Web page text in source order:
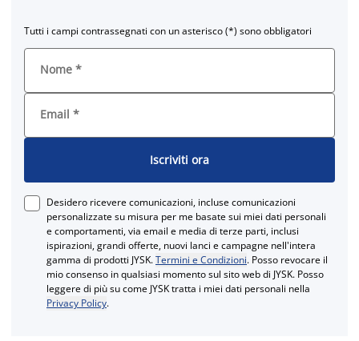
Tutti i campi contrassegnati con un asterisco (*) sono obbligatori
Nome *
Email *
Iscriviti ora
Desidero ricevere comunicazioni, incluse comunicazioni
personalizzate su misura per me basate sui miei dati personali
e comportamenti, via email e media di terze parti, inclusi
ispirazioni, grandi offerte, nuovi lanci e campagne nell'intera
gamma di prodotti JYSK.Termini e Condizioni. Posso revocare il
mio consenso in qualsiasi momento sul sito web di JYSK. Posso
leggere di più su come JYSK tratta i miei dati personali nella
Privacy Policy.